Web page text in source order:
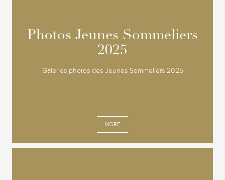
Photos Jeunes Sommeliers
2025
Galeries photos des Jeunes Sommeliers 2025
MORE
Photos Jeunes Sommeliers
2025